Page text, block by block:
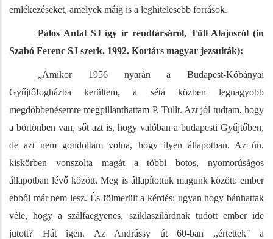
emlékezéseket, amelyek máig is a leghitelesebb források.
Pálos Antal SJ így ír rendtársáról, Tüll Alajosról (in
Szabó Ferenc SJ szerk. 1992. Kortárs magyar jezsuiták):
„Amikor 1956 nyarán a Budapest-Kőbányai
Gyűjtőfogházba kerültem, a séta közben legnagyobb
megdöbbenésemre megpillanthattam P. Tüllt. Azt jól tudtam, hogy
a börtönben van, sőt azt is, hogy valóban a budapesti Gyűjtőben,
de azt nem gondoltam volna, hogy ilyen állapotban. Az ún.
kiskörben vonszolta magát a többi botos, nyomorúságos
állapotban lévő között. Meg is állapítottuk magunk között: ember
ebből már nem lesz. És fölmerült a kérdés: ugyan hogy bánhattak
véle, hogy a szálfaegyenes, sziklaszilárdnak tudott ember ide
jutott? Hát igen. Az Andrássy út 60-ban ,,értettek" a